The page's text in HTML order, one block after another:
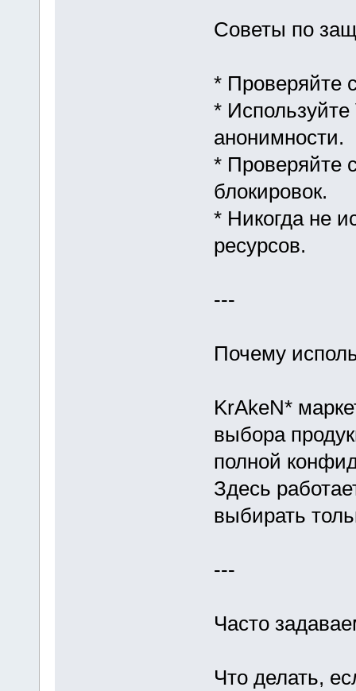
Советы по
* Проверяйте
*
анонимности.
* Проверяйте
блокировок.
* Никогда не
ресурсов.
---
Почему
KrAkeN*
выбора
полной
Здесь
выбирать
---
Часто
Что делать,